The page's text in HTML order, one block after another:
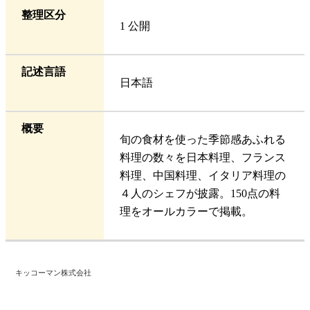
整理区分
1 公開
記述言語
日本語
概要
旬の食材を使った季節感あふれる
料理の数々を日本料理、フランス
料理、中国料理、イタリア料理の
４人のシェフが披露。150点の料
理をオールカラーで掲載。
キッコーマン株式会社